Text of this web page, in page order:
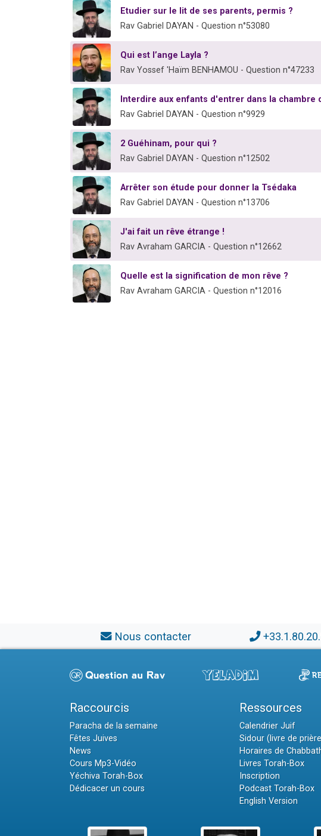
Etudier sur le lit de ses parents, permis ?
Rav Gabriel DAYAN - Question n°53080
Qui est l’ange Layla ?
Rav Yossef 'Haïm BENHAMOU - Question n°47233
Interdire aux enfants d'entrer dans la chambre
Rav Gabriel DAYAN - Question n°9929
2 Guéhinam, pour qui ?
Rav Gabriel DAYAN - Question n°12502
Arrêter son étude pour donner la Tsédaka
Rav Gabriel DAYAN - Question n°13706
J'ai fait un rêve étrange !
Rav Avraham GARCIA - Question n°12662
Quelle est la signification de mon rêve ?
Rav Avraham GARCIA - Question n°12016
Nous contacter
Raccourcis
Paracha de la semaine
Fêtes Juives
News
Cours Mp3-Vidéo
Yéchiva Torah-Box
Dédicacer un cours
Ressources
Calendrier Juif
Sidour (livre de
Horaires de
Livres Torah-Box
Inscription
Podcast Torah-Box
English Version